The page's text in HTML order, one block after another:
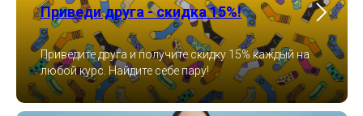
Приведи друга - скидка 15%!
Приведите друга и получите скидку 15% каждый на
любой курс. Найдите себе пару!